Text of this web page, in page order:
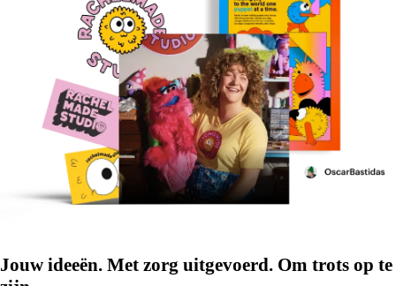
Jouw ideeën. Met zorg uitgevoerd. Om trots op te